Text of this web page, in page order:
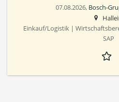
07.08.2026, Bosch-
Einkauf/Logistik |
SAP